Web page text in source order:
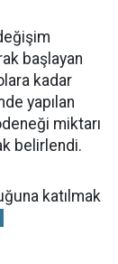
başlayan
kadar
yapılan
miktarı
belirlendi.
katılmak